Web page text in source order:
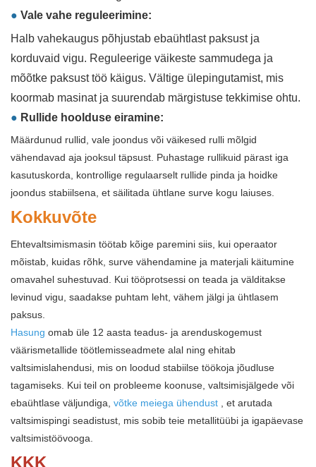
● Vale vahe reguleerimine:
Halb vahekaugus põhjustab ebaühtlast paksust ja
korduvaid vigu. Reguleerige väikeste sammudega ja
mõõtke paksust töö käigus. Vältige ülepingutamist, mis
koormab masinat ja suurendab märgistuse tekkimise ohtu.
● Rullide hoolduse eiramine:
Määrdunud rullid, vale joondus või väikesed rulli mõlgid
vähendavad aja jooksul täpsust. Puhastage rullikuid pärast iga
kasutuskorda, kontrollige regulaarselt rullide pinda ja hoidke
joondus stabiilsena, et säilitada ühtlane surve kogu laiuses.
Kokkuvõte
Ehtevaltsimismasin töötab kõige paremini siis, kui operaator
mõistab, kuidas rõhk, surve vähendamine ja materjali käitumine
omavahel suhestuvad. Kui tööprotsessi on teada ja välditakse
levinud vigu, saadakse puhtam leht, vähem jälgi ja ühtlasem
paksus.
Hasung omab üle 12 aasta teadus- ja arenduskogemust
väärismetallide töötlemisseadmete alal ning ehitab
valtsimislahendusi, mis on loodud stabiilse töökoja jõudluse
tagamiseks. Kui teil on probleeme koonuse, valtsimisjälgede või
ebaühtlase väljundiga, võtke meiega ühendust , et arutada
valtsimispingi seadistust, mis sobib teie metallitüübi ja igapäevase
valtsimistöövooga.
KKK